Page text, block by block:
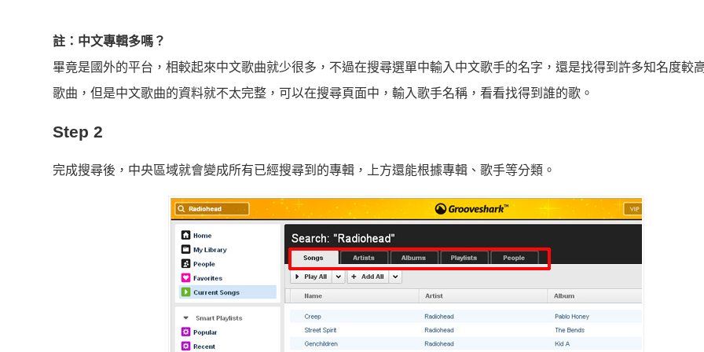
註：中文專輯多嗎？
畢竟是國外的平台，相較起來中文歌曲就少很多，不過在搜尋選單中輸入中文歌手的名字，還是找得到許多知名度較
歌曲，但是中文歌曲的資料就不太完整，可以在搜尋頁面中，輸入歌手名稱，看看找得到誰的歌。
Step 2
完成搜尋後，中央區域就會變成所有已經搜尋到的專輯，上方還能根據專輯、歌手等分類。